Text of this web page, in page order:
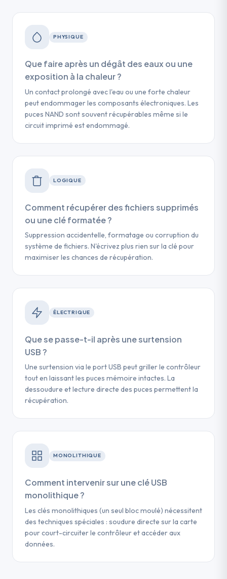
PHYSIQUE
Que faire après un dégât des eaux ou une
exposition à la chaleur ?
Un contact prolongé avec l'eau ou une forte chaleur
peut endommager les composants électroniques. Les
puces NAND sont souvent récupérables même si le
circuit imprimé est endommagé.
LOGIQUE
Comment récupérer des fichiers supprimés
ou une clé formatée ?
Suppression accidentelle, formatage ou corruption du
système de fichiers. N'écrivez plus rien sur la clé pour
maximiser les chances de récupération.
ÉLECTRIQUE
Que se passe-t-il après une surtension
USB ?
Une surtension via le port USB peut griller le contrôleur
tout en laissant les puces mémoire intactes. La
dessoudure et lecture directe des puces permettent la
récupération.
MONOLITHIQUE
Comment intervenir sur une clé USB
monolithique ?
Les clés monolithiques (un seul bloc moulé) nécessitent
des techniques spéciales : soudure directe sur la carte
pour court-circuiter le contrôleur et accéder aux
données.